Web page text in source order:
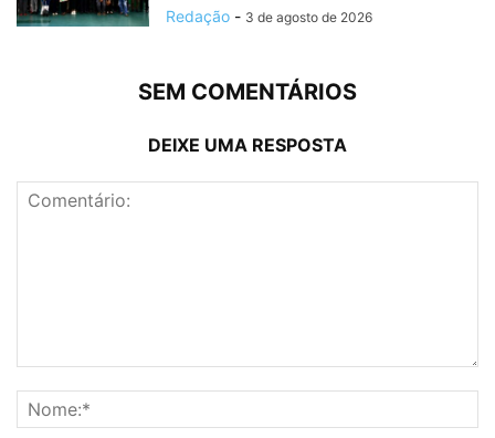
Redação - 3 de agosto de 2026
SEM COMENTÁRIOS
DEIXE UMA RESPOSTA